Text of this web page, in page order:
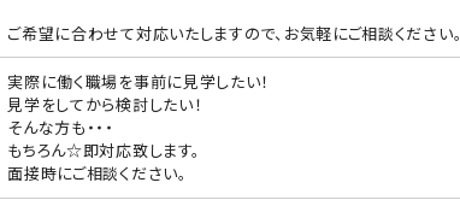
ご希望に合わせて対応いたしますので、お気軽にご相談ください。
実際に働く職場を事前に見学したい！
見学をしてから検討したい！
そんな方も・・・
もちろん☆即対応致します。
面接時にご相談ください。